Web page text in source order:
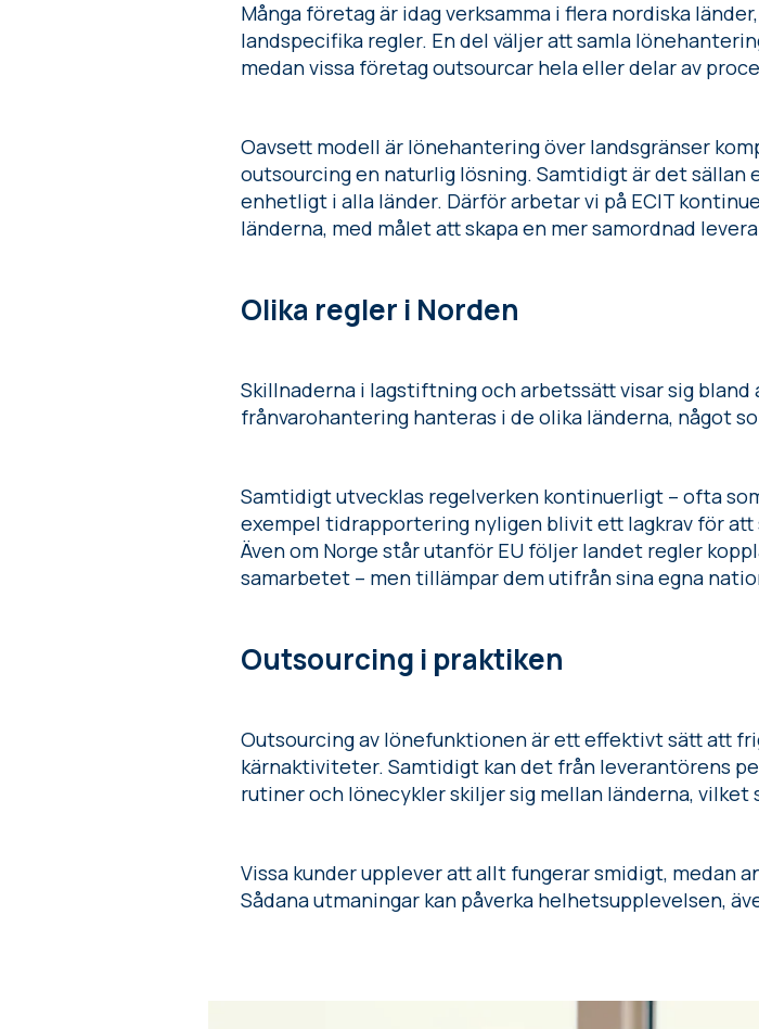
Många företag är idag verksamma i flera nordiska
landspecifika regler. En del väljer att samla
medan vissa företag outsourcar hela eller delar av
Oavsett modell är lönehantering över landsgränser
outsourcing en naturlig lösning. Samtidigt är det
enhetligt i alla länder. Därför arbetar vi på ECIT
länderna, med målet att skapa en mer samordnad
Olika regler i Norden
Skillnaderna i lagstiftning och arbetssätt visar sig
frånvarohantering hanteras i de olika länderna, något
Samtidigt utvecklas regelverken kontinuerligt – ofta
exempel tidrapportering nyligen blivit ett lagkrav för
Även om Norge står utanför EU följer landet regler
samarbetet – men tillämpar dem utifrån sina egna
Outsourcing i praktiken
Outsourcing av lönefunktionen är ett effektivt sätt att
kärnaktiviteter. Samtidigt kan det från leverantörens
rutiner och lönecykler skiljer sig mellan länderna, vilket
Vissa kunder upplever att allt fungerar smidigt, medan
Sådana utmaningar kan påverka helhetsupplevelsen,